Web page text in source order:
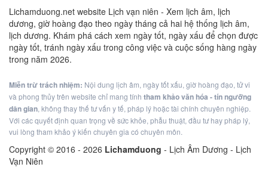
Lichamduong.net website Lịch vạn niên - Xem lịch âm, lịch
dương, giờ hoàng đạo theo ngày tháng cả hai hệ thống lịch âm,
lịch dương. Khám phá cách xem ngày tốt, ngày xấu để chọn được
ngày tốt, tránh ngày xấu trong công việc và cuộc sống hàng ngày
trong năm 2026.
Miễn trừ trách nhiệm: Nội dung lịch âm, ngày tốt xấu, giờ hoàng đạo, tử vi
và phong thủy trên website chỉ mang tính tham khảo văn hóa - tín ngưỡng
dân gian, không thay thế tư vấn y tế, pháp lý hoặc tài chính chuyên nghiệp.
Với các quyết định quan trọng về sức khỏe, phẫu thuật, đầu tư hay pháp lý,
vui lòng tham khảo ý kiến chuyên gia có chuyên môn.
Copyright © 2016 - 2026 Lichamduong - Lịch Âm Dương - Lịch
Vạn Niên